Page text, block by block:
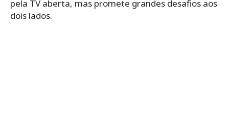
pela TV aberta, mas promete grandes desafios aos
dois lados.